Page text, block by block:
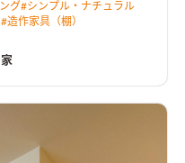
キを介して庭へと暮らし
板の天井、空間にぴった
たかな木の質感が室内に寛
グ#シンプル・ナチュラル
#造作家具（棚）